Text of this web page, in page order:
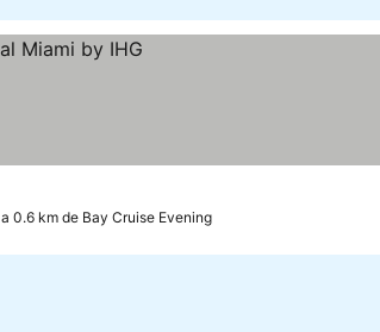
a 0.6 km de Bay Cruise Evening